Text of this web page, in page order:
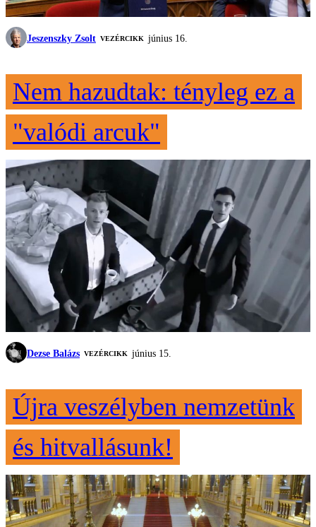
Jeszenszky Zsolt VEZÉRCIKK június 16.
Nem hazudtak: tényleg ez a
"valódi arcuk"
Dezse Balázs VEZÉRCIKK június 15.
Újra veszélyben nemzetünk
és hitvallásunk!